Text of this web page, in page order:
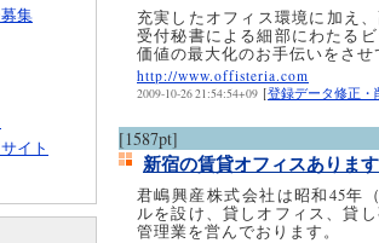
充実したオフィス環境に加え
受付秘書による細部にわたる
価値の最大化のお手伝いをさせ
http://www.offisteria.com
2009-10-26 21:54:54+09 [登録データ修正・
[1587pt]
新宿の賃貸オフィスあります
君嶋興産株式会社は昭和45年
ルを設け、貸しオフィス、貸
管理業を営んでおります。
集
イト